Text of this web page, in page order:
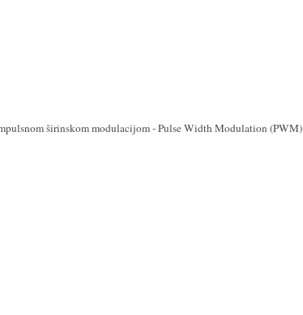
širinskom modulacijom - Pulse Width Modulation (PWM)